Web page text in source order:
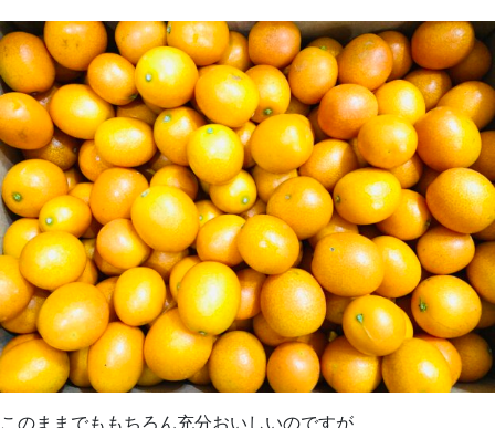
このままでももちろん充分おいしいのですが